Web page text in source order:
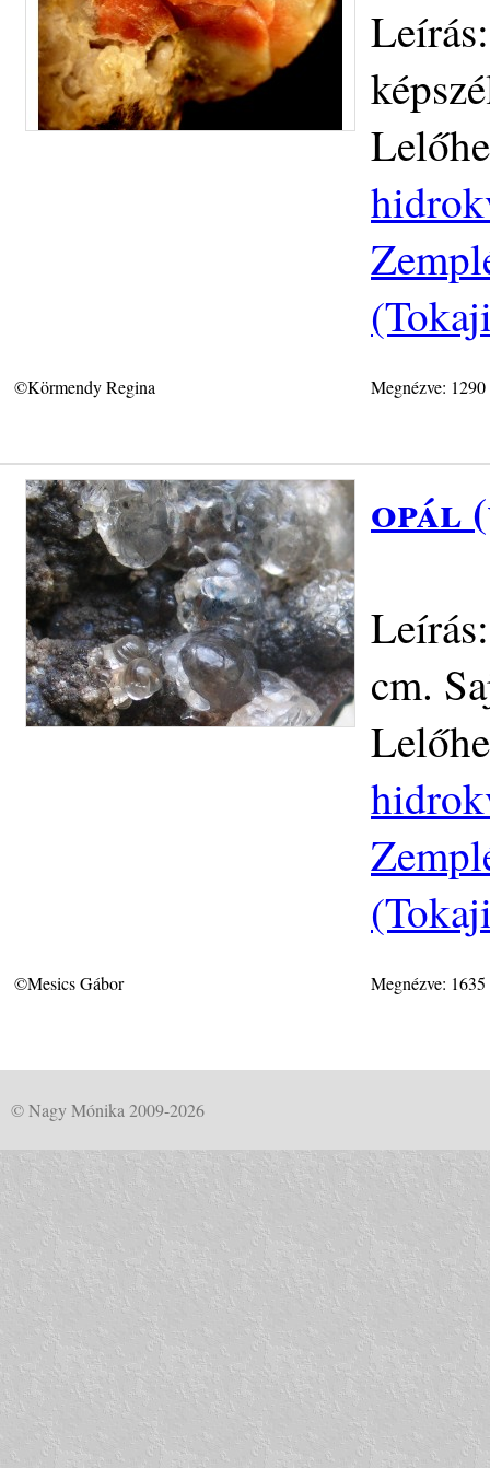
©Körmendy Regina Megnézve:
opál
cm.
©Mesics Gábor Megnézve:
© Nagy Mónika 2009-2026